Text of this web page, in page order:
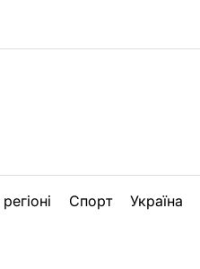
Спорт Україна